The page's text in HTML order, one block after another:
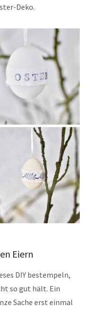
Deko.
Eiern
DIY bestempeln,
so gut hält. Ein
Sache erst einmal